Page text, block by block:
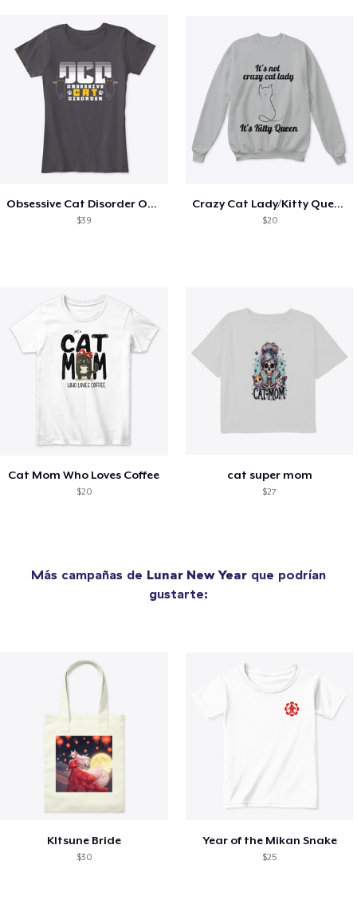
Obsessive Cat Disorder OCD Kittens Lover
$39
Crazy Cat Lady/Kitty Queen
$20
Cat Mom Who Loves Coffee
$20
cat super mom
$27
Más campañas de Lunar New Year que podrían
gustarte:
KItsune Bride
$30
Year of the Mikan Snake
$25